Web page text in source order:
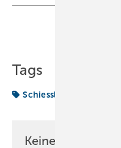
Tags
Schiessl
Keine Zeit? Kein